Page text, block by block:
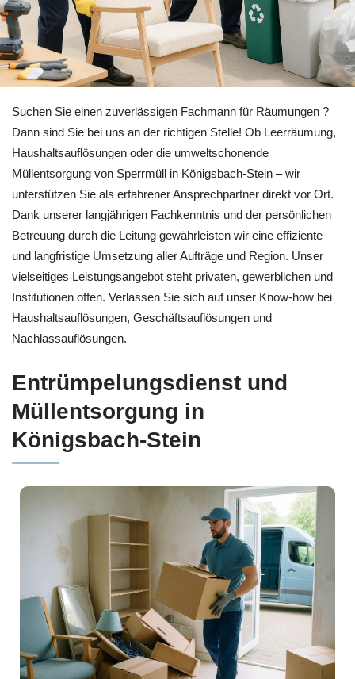
Informieren Sie sich Entrümpelung in Königsbach-Stein bei
Suchen Sie einen zuverlässigen Fachmann für Räumungen ?
Dann sind Sie bei uns an der richtigen Stelle! Ob Leerräumung,
Haushaltsauflösungen oder die umweltschonende
Müllentsorgung von Sperrmüll in Königsbach-Stein – wir
unterstützen Sie als erfahrener Ansprechpartner direkt vor Ort.
Dank unserer langjährigen Fachkenntnis und der persönlichen
Betreuung durch die Leitung gewährleisten wir eine effiziente
und langfristige Umsetzung aller Aufträge und Region. Unser
vielseitiges Leistungsangebot steht privaten, gewerblichen und
Institutionen offen. Verlassen Sie sich auf unser Know-how bei
Haushaltsauflösungen, Geschäftsauflösungen und
Nachlassauflösungen.
Entrümpelungsdienst und
Müllentsorgung in
Königsbach-Stein